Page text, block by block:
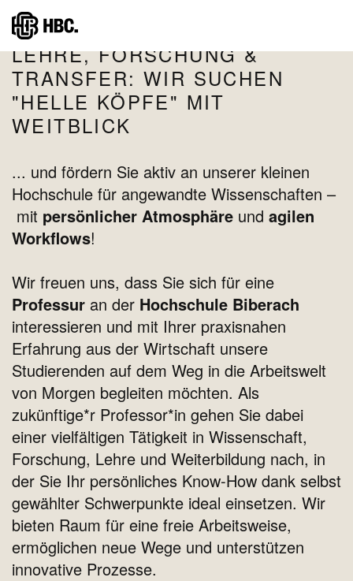
Skip
to
main
content
LEHRE, FORSCHUNG &
TRANSFER: WIR SUCHEN
"HELLE KÖPFE" MIT
WEITBLICK
... und fördern Sie aktiv an unserer kleinen
Hochschule für angewandte Wissenschaften –
mit persönlicher Atmosphäre und agilen
Workflows!
Wir freuen uns, dass Sie sich für eine
Professur an der Hochschule Biberach
interessieren und mit Ihrer praxisnahen
Erfahrung aus der Wirtschaft unsere
Studierenden auf dem Weg in die Arbeitswelt
von Morgen begleiten möchten. Als
zukünftige*r Professor*in gehen Sie dabei
einer vielfältigen Tätigkeit in Wissenschaft,
Forschung, Lehre und Weiterbildung nach, in
der Sie Ihr persönliches Know-How dank selbst
gewählter Schwerpunkte ideal einsetzen. Wir
bieten Raum für eine freie Arbeitsweise,
ermöglichen neue Wege und unterstützen
innovative Prozesse.